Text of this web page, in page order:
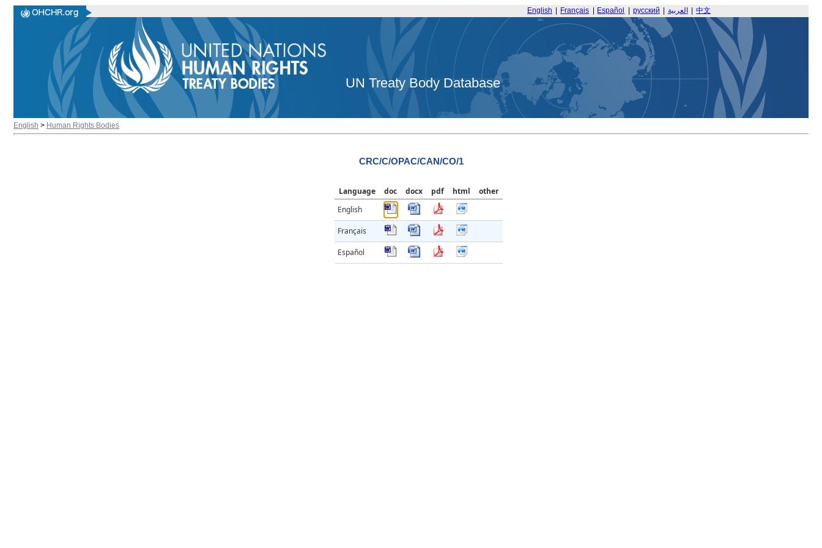
English Français Español русский العربية 中文
UN Treaty Body Database
English > Human Rights Bodies
CRC/C/OPAC/CAN/CO/1
Language doc docx pdf html
other
English
Français
Español